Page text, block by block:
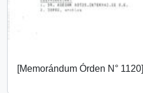
[Memorándum Órden N° 1120]